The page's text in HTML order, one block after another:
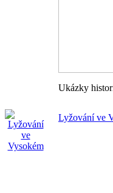
Ukázky
Lyžování ve